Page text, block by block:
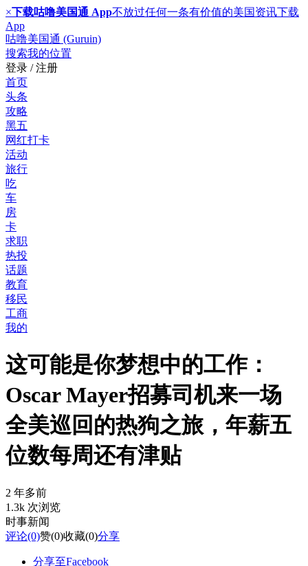
×下载咕噜美国通 App不放过任何一条有价值的美国资讯下载
App
咕噜美国通 (Guruin)
搜索我的位置
登录 / 注册
首页
头条
攻略
黑五
网红打卡
活动
旅行
吃
车
房
卡
求职
热投
话题
教育
移民
工商
我的
这可能是你梦想中的工作：
Oscar Mayer招募司机来一场
全美巡回的热狗之旅，年薪五
位数每周还有津贴
2 年多前
1.3k 次浏览
时事新闻
评论(0)赞(0)收藏(0)分享
分享至Facebook